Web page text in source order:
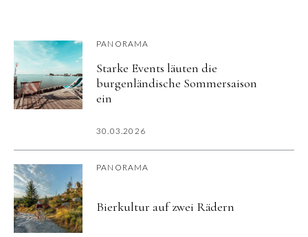
PANORAMA
Starke Events läuten die
burgenländische Sommersaison
ein
30.03.2026
PANORAMA
Bierkultur auf zwei Rädern